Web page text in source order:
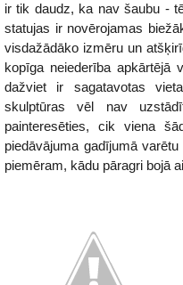
ir tik daudz, ka nav šaubu -
statujas ir novērojamas
visdažādāko izmēru un
kopīga neiederība
dažviet ir sagatavotas
skulptūras vēl nav
painteresēties, cik viena
piedāvājuma gadījumā
piemēram, kādu pāragri bojā